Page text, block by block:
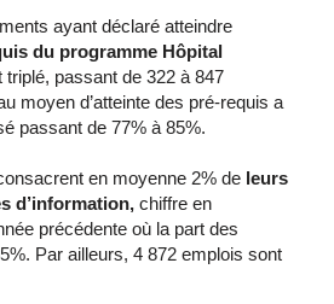
ayant déclaré atteindre
du programme Hôpital
triplé, passant de 322 à 847
moyen d’atteinte des pré-requis a
passant de 77% à 85%.
en moyenne 2% de leurs
d’information, chiffre en
précédente où la part des
Par ailleurs, 4 872 emplois sont